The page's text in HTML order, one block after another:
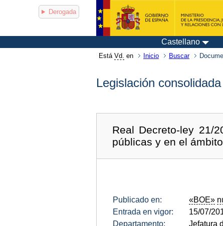
Castellano
Está Vd. en Inicio Buscar
Legislación consolidada
Real Decreto-ley 21/
públicas y en el
Publicado en: «BOE»
Entrada en vigor:
15/07/
Departamento:
Jefatura
Derogada